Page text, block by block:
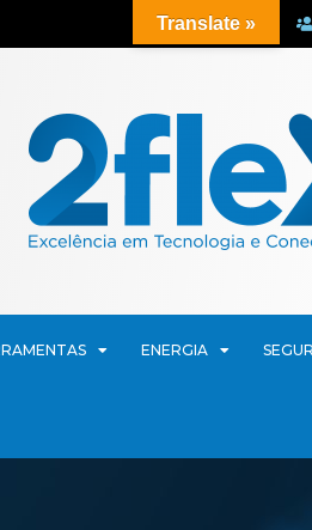
ENERGIA
Translate »